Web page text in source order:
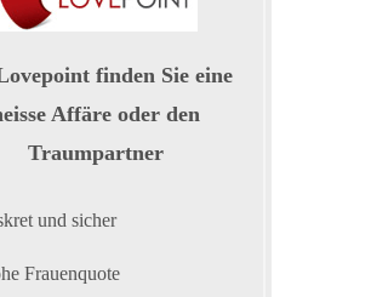
finden Sie eine
Affäre oder den
Traumpartner
und sicher
Frauenquote